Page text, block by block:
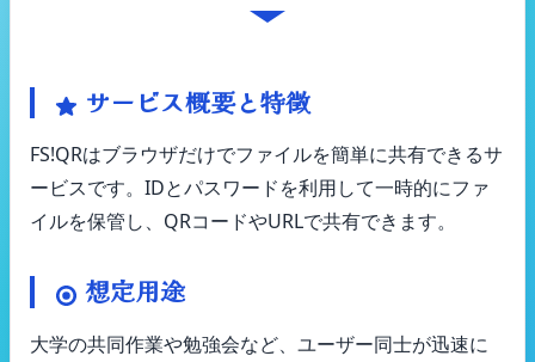
サービス概要と特徴
FS!QRはブラウザだけでファイルを簡単に共有できるサ
ービスです。IDとパスワードを利用して一時的にファ
イルを保管し、QRコードやURLで共有できます。
想定用途
大学の共同作業や勉強会など、ユーザー同士が迅速に